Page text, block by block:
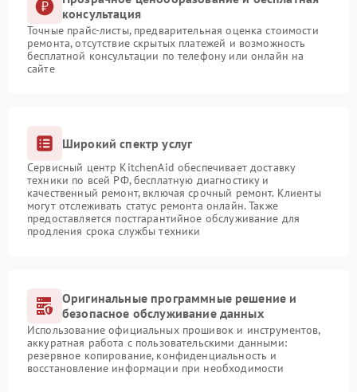
консультация
Точные прайс-листы, предварительная оценка стоимости
ремонта, отсутствие скрытых платежей и возможность
бесплатной консультации по телефону или онлайн на
сайте
Широкий спектр услуг
Сервисный центр KitchenAid обеспечивает доставку
техники по всей РФ, бесплатную диагностику и
качественный ремонт, включая срочный ремонт. Клиенты
могут отслеживать статус ремонта онлайн. Также
предоставляется постгарантийное обслуживание для
продления срока службы техники
Оригинальные программные решение и
безопасное обслуживание данных
Использование официальных прошивок и инструментов,
аккуратная работа с пользовательскими данными:
резервное копирование, конфиденциальность и
восстановление информации при необходимости